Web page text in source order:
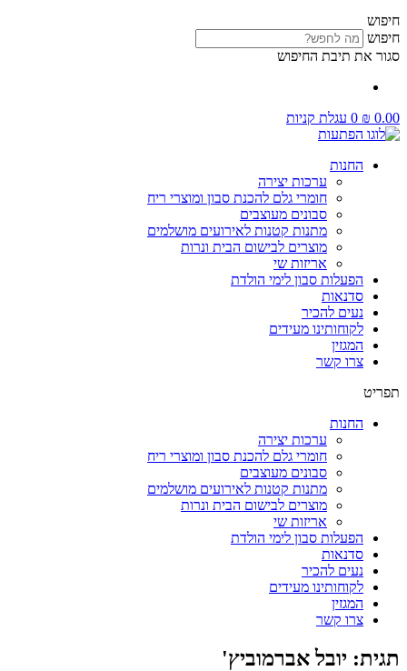
חיפוש
חיפוש
סגור את תיבת החיפוש
₪ 0.00
0 עגלת קניות
החנות
ערכות יצירה
חומרי גלם להכנת סבון ומוצרי ריח
סבונים מעוצבים
מתנות קטנות לאירועים מושלמים
מוצרים לבישום הבית ונרות
אריזות שי
הפעלות סבון לימי הולדת
סדנאות
נעים להכיר
לקוחותינו מעידים
המגזין
צרו קשר
תפריט
החנות
ערכות יצירה
חומרי גלם להכנת סבון ומוצרי ריח
סבונים מעוצבים
מתנות קטנות לאירועים מושלמים
מוצרים לבישום הבית ונרות
אריזות שי
הפעלות סבון לימי הולדת
סדנאות
נעים להכיר
לקוחותינו מעידים
המגזין
צרו קשר
תגית: יובל אברמוביץ'